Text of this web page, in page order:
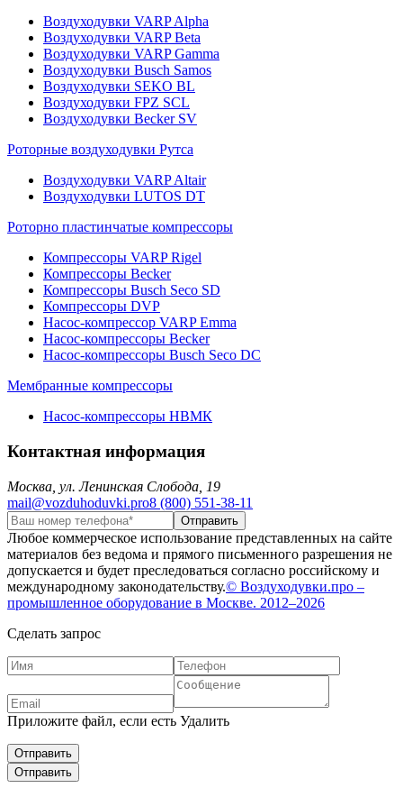
Воздуходувки VARP Alpha
Воздуходувки VARP Beta
Воздуходувки VARP Gamma
Воздуходувки Busch Samos
Воздуходувки SEKO BL
Воздуходувки FPZ SCL
Воздуходувки Becker SV
Роторные воздуходувки Рутса
Воздуходувки VARP Altair
Воздуходувки LUTOS DT
Роторно пластинчатые компрессоры
Компрессоры VARP Rigel
Компрессоры Becker
Компрессоры Busch Seco SD
Компрессоры DVP
Насос-компрессор VARP Emma
Насос-компрессоры Becker
Насос-компрессоры Busch Seco DC
Мембранные компрессоры
Насос-компрессоры НВМК
Контактная информация
Москва, ул. Ленинская Слобода, 19
mail@vozduhoduvki.pro8 (800) 551-38-11
Любое коммерческое использование представленных на сайте
материалов без ведома и прямого письменного разрешения не
допускается и будет преследоваться согласно российскому и
международному законодательству.© Воздуходувки.про –
промышленное оборудование в Москве. 2012–2026
Сделать запрос
Приложите файл, если есть Удалить